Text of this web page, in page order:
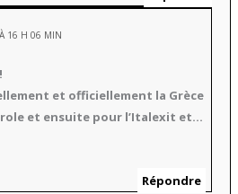
16 H 06 MIN
et officiellement la Grèce
et ensuite pour l’Italexit et…
Répondre